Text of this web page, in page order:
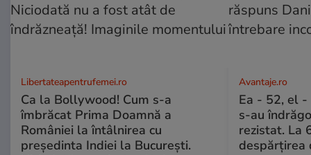
Libertateapentrufemei.ro
Ca la Bollywood! Cum s-a
îmbrăcat Prima Doamnă a
României la întâlnirea cu
președinta Indiei la București.
Avantaje.ro
Ea - 52, el -
s-au
rezistat. La
despărțirea